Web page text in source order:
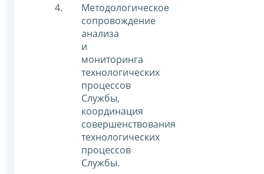
Методологическое
сопровождение
анализа
и
мониторинга
технологических
процессов
Службы,
координация
совершенствования
технологических
процессов
Службы.